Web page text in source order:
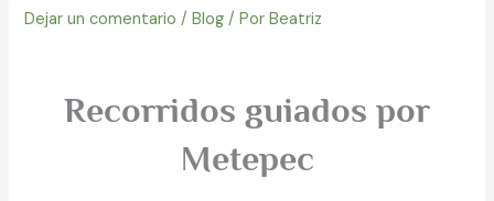
Dejar un comentario /Blog / PorBeatriz
Recorridos guiados por
Metepec